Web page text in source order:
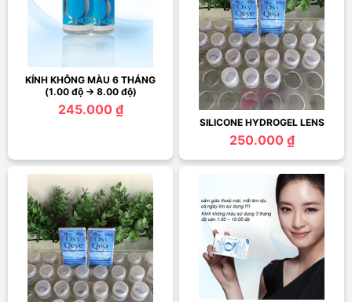
KÍNH KHÔNG MÀU 6 THÁNG
(1.00 độ -> 8.00 độ)
245.000 ₫
SILICONE HYDROGEL LENS
250.000 ₫